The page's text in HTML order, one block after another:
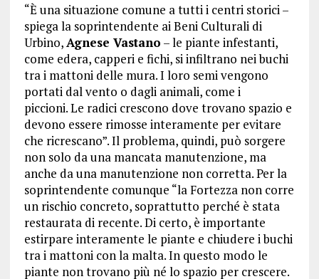
“È una situazione comune a tutti i centri storici –
spiega la soprintendente ai Beni Culturali di
Urbino,Agnese Vastano – le piante infestanti,
come edera, capperi e fichi, si infiltrano nei buchi
tra i mattoni delle mura. I loro semi vengono
portati dal vento o dagli animali, come i
piccioni. Le radici crescono dove trovano spazio e
devono essere rimosse interamente per evitare
che ricrescano”. Il problema, quindi, può sorgere
non solo da una mancata manutenzione, ma
anche da una manutenzione non corretta. Per la
soprintendente comunque “la Fortezza non corre
un rischio concreto, soprattutto perché è stata
restaurata di recente. Di certo, è importante
estirpare interamente le piante e chiudere i buchi
tra i mattoni con la malta. In questo modo le
piante non trovano più né lo spazio per crescere.